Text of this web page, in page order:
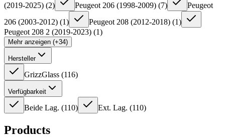
(2019-2025) (2) Peugeot 206 (1998-2009) (7)
Peugeot
206 (2003-2012) (1) Peugeot 208 (2012-2018) (1)
Peugeot 208 2 (2019-2023) (1)
Mehr anzeigen (+34)
Hersteller
GrizzGlass (116)
Verfügbarkeit
Beide Lag. (110) Ext. Lag. (110)
Products